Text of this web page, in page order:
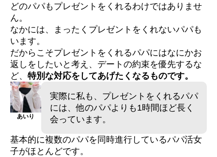
どのパパもプレゼントをくれるわけではありませ
ん。
なかには、まったくプレゼントをくれないパパも
います。
だからこそプレゼントをくれるパパにはなにかお
返しをしたいと考え、デートの約束を優先するな
ど、 特別な対応をしてあげたくなるものです。
あいり
実際に私も、プレゼントをくれるパパ
には、他のパパよりも1時間ほど長く
会っています。
基本的に複数のパパを同時進行しているパパ活女
子がほとんどです。